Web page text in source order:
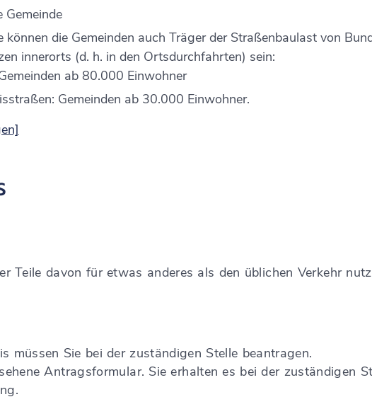
Gemeinde
die Gemeinden auch Träger der Straßenbaulast von
innerorts (d. h. in den Ortsdurchfahrten) sein:
ab 80.000 Einwohner
Gemeinden ab 30.000 Einwohner.
Teile davon für etwas anderes als den üblichen Verkehr
müssen Sie bei der zuständigen Stelle beantragen.
Antragsformular. Sie erhalten es bei der zuständigen